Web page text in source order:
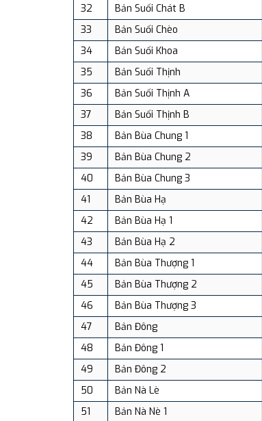
32
Bản Suối Chát B
33
Bản Suối Chèo
34
Bản Suối Khoa
35
Bản Suối Thịnh
36
Bản Suối Thịnh A
37
Bản Suối Thịnh B
38
Bản Bùa Chung 1
39
Bản Bùa Chung 2
40
Bản Bùa Chung 3
41
Bản Bùa Hạ
42
Bản Bùa Hạ 1
43
Bản Bùa Hạ 2
44
Bản Bùa Thượng 1
45
Bản Bùa Thượng 2
46
Bản Bùa Thượng 3
47
Bản Đông
48
Bản Đông 1
49
Bản Đông 2
50
Bản Nà Lè
51
Bản Nà Nè 1